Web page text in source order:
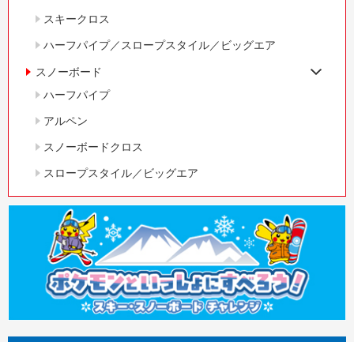
スキークロス
ハーフパイプ／スロープスタイル／ビッグエア
スノーボード
ハーフパイプ
アルペン
スノーボードクロス
スロープスタイル／ビッグエア